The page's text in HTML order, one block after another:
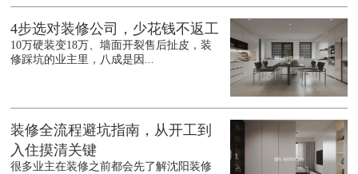
4步选对装修公司，少花钱不返工
10万硬装变18万、墙面开裂售后扯皮，装
修踩坑的业主里，八成是因...
装修全流程避坑指南，从开工到
入住摸清关键
很多业主在装修之前都会先了解沈阳装修